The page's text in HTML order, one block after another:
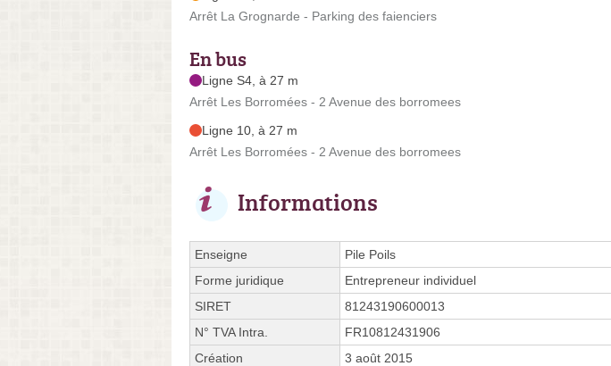
Arrêt La Grognarde - Parking des faienciers
En bus
Ligne S4, à 27 m
Arrêt Les Borromées - 2 Avenue des borromees
Ligne 10, à 27 m
Arrêt Les Borromées - 2 Avenue des borromees
Informations
Enseigne
Pile Poils
Forme juridique
Entrepreneur individuel
SIRET
81243190600013
N° TVA Intra.
FR10812431906
Création
3 août 2015